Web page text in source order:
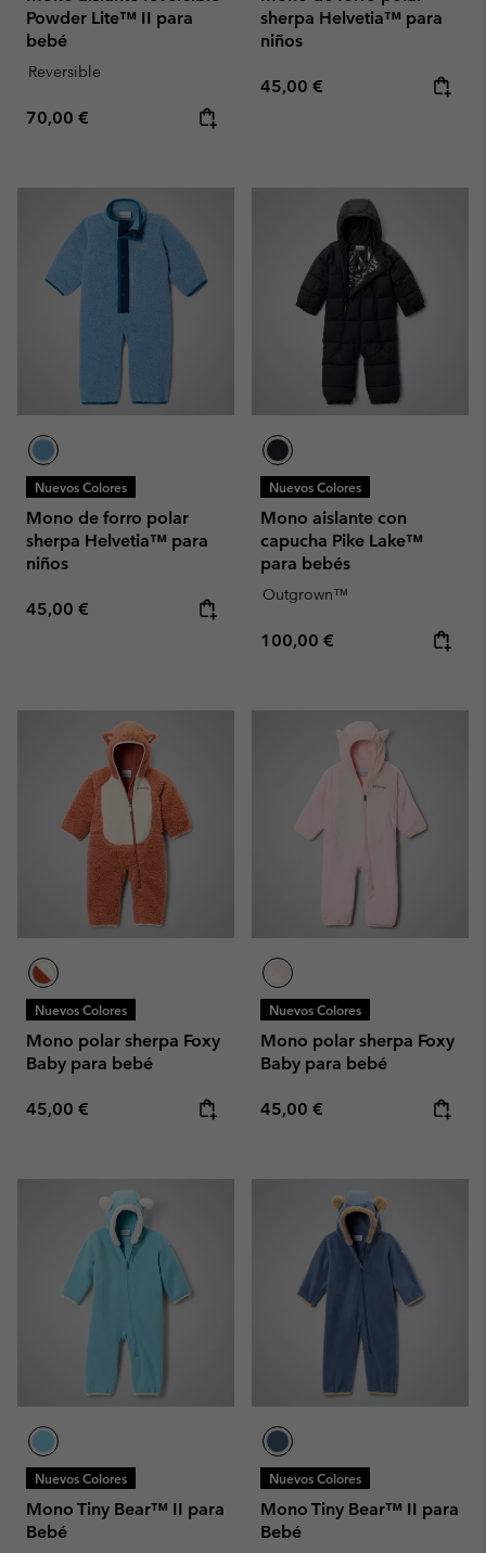
Powder Lite™ II para
bebé
Reversible
Regular price:
70,00 €
sherpa Helvetia™ para
niños
Regular price:
45,00 €
Nuevos Colores
Mono de forro polar
sherpa Helvetia™ para
niños
Regular price:
45,00 €
Nuevos Colores
Mono aislante con
capucha Pike Lake™
para bebés
Outgrown™
Regular price:
100,00 €
Nuevos Colores
Mono polar sherpa Foxy
Baby para bebé
Regular price:
45,00 €
Nuevos Colores
Mono polar sherpa Foxy
Baby para bebé
Regular price:
45,00 €
Nuevos Colores
Mono Tiny Bear™ II para
Bebé
Nuevos Colores
Mono Tiny Bear™ II para
Bebé